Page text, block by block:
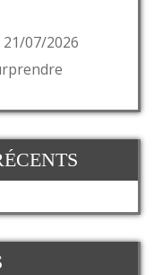
07/2026